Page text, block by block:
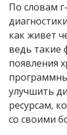
По словам
как живет
ведь такие
появления
улучшить
ресурсам,
со своими